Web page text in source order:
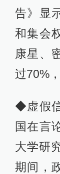
告》显
和集会
康星、
过70%
◆虚假
国在言
大学研
期间，